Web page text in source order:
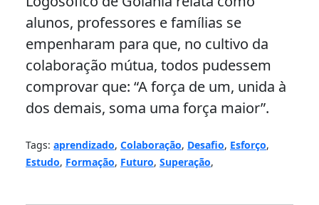
alunos, professores e famílias se
empenharam para que, no cultivo da
colaboração mútua, todos pudessem
comprovar que: “A força de um, unida à
dos demais, soma uma força maior”.
Tags: aprendizado, Colaboração, Desafio, Esforço,
Estudo, Formação, Futuro, Superação,